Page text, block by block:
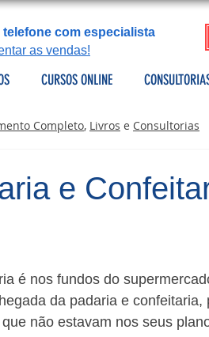
com especialista
as vendas!
CURSOS ONLINE
Completo, Livros e Consultorias
e
é nos fundos do
da padaria e confeitaria,
não estavam nos seus